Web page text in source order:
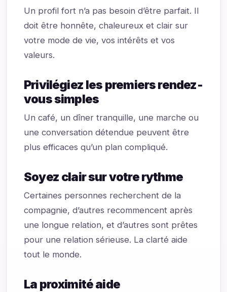
Un profil fort n’a pas besoin d’être parfait. Il
doit être honnête, chaleureux et clair sur
votre mode de vie, vos intérêts et vos
valeurs.
Privilégiez les premiers rendez-
vous simples
Un café, un dîner tranquille, une marche ou
une conversation détendue peuvent être
plus efficaces qu’un plan compliqué.
Soyez clair sur votre rythme
Certaines personnes recherchent de la
compagnie, d’autres recommencent après
une longue relation, et d’autres sont prêtes
pour une relation sérieuse. La clarté aide
tout le monde.
La proximité aide